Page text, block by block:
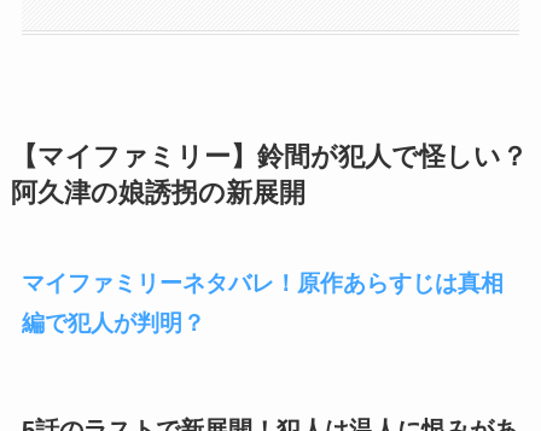
【マイファミリー】鈴間が犯人で怪しい？
阿久津の娘誘拐の新展開
マイファミリーネタバレ！原作あらすじは真相
編で犯人が判明？